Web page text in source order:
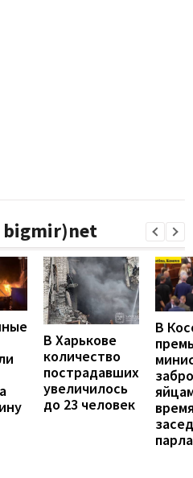
bigmir)net
В Харькове
количество
пострадавших
увеличилось
до 23 человек
В